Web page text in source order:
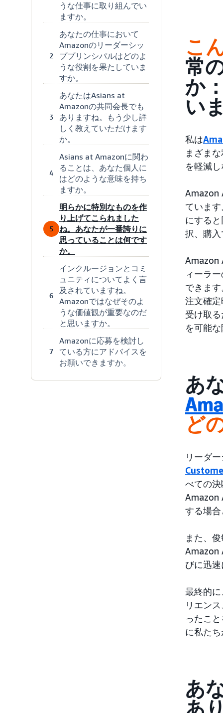
うな仕事に取り組んでい
ますか。
2
あなたの仕事において
Amazonのリーダーシッ
ププリンシパルはどのよ
うな役割を果たしていま
すか。
3
あなたはAsians at
Amazonの共同会長でも
ありますね。もう少し詳
しく教えていただけます
か。
4
Asians at Amazonに関わ
ることは、あなた個人に
はどのような意味を持ち
ますか。
5
明らかに特別なものを作
り上げてこられました
ね。あなたが一番誇りに
思っていることは何です
か。
6
インクルージョンとコミ
ュニティについてよく言
及されていますね。
Amazonではなぜそのよ
うな価値観が重要なのだ
と思いますか。
7
Amazonに応募を検討し
ている方にアドバイスを
お願いできますか。
こ
常
か
い
私は
まざま
を軽減
Amazon
ていま
にする
択、購
Amazon
ィーラ
できま
注文確
受け取
を可能
あ
ど
リーダ
べての
Amazon
する場
また、
Amazon
びに迅
最終的
リエン
ったこ
に私た
あ